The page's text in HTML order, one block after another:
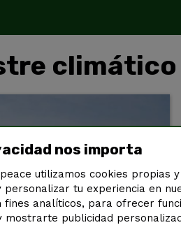
nos importa
utilizamos cookies propias
personalizar tu experiencia en
fines analíticos, para ofrecer
mostrarte publicidad